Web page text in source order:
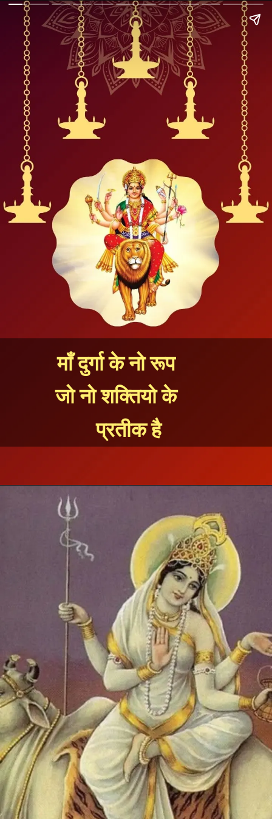
माँ दुर्गा के नो रूप
जो नो शक्तियो के
प्रतीक है